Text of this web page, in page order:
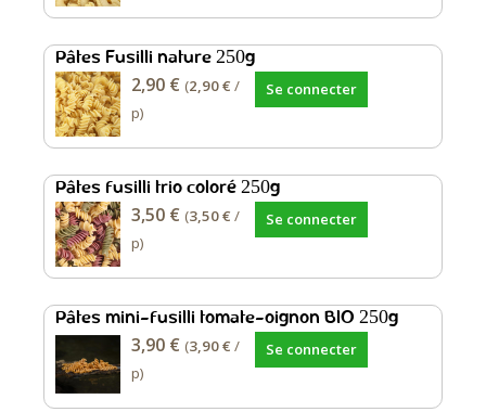
Pâtes Fusilli nature 250g
2,90 € (2,90 € /
p)
Se connecter
Pâtes fusilli trio coloré 250g
3,50 € (3,50 € /
p)
Se connecter
Pâtes mini-fusilli tomate-oignon BIO 250g
3,90 € (3,90 € /
p)
Se connecter